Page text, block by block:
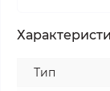
Тип